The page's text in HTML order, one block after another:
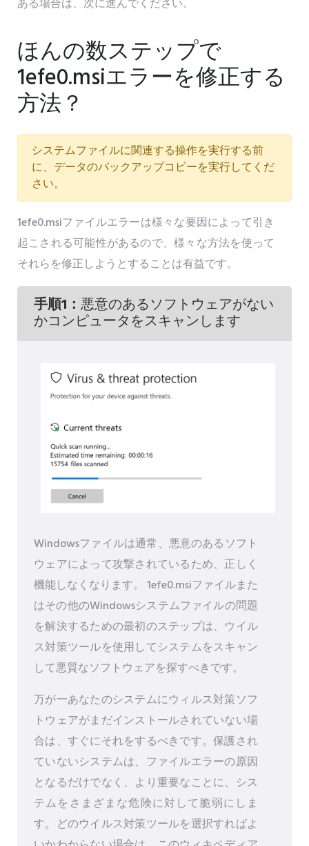
ある場合は、次に進んでください。
ほんの数ステップで
1efe0.msiエラーを修正する
方法？
システムファイルに関連する操作を実行する前
に、データのバックアップコピーを実行してくだ
さい。
1efe0.msiファイルエラーは様々な要因によって引き
起こされる可能性があるので、様々な方法を使って
それらを修正しようとすることは有益です。
手順1： 悪意のあるソフトウェアがない
かコンピュータをスキャンします
Windowsファイルは通常、悪意のあるソフト
ウェアによって攻撃されているため、正しく
機能しなくなります。 1efe0.msiファイルまた
はその他のWindowsシステムファイルの問題
を解決するための最初のステップは、ウイル
ス対策ツールを使用してシステムをスキャン
して悪質なソフトウェアを探すべきです。
万が一あなたのシステムにウィルス対策ソフ
トウェアがまだインストールされていない場
合は、すぐにそれをするべきです。保護され
ていないシステムは、ファイルエラーの原因
となるだけでなく、より重要なことに、シス
テムをさまざまな危険に対して脆弱にしま
す。どのウイルス対策ツールを選択すればよ